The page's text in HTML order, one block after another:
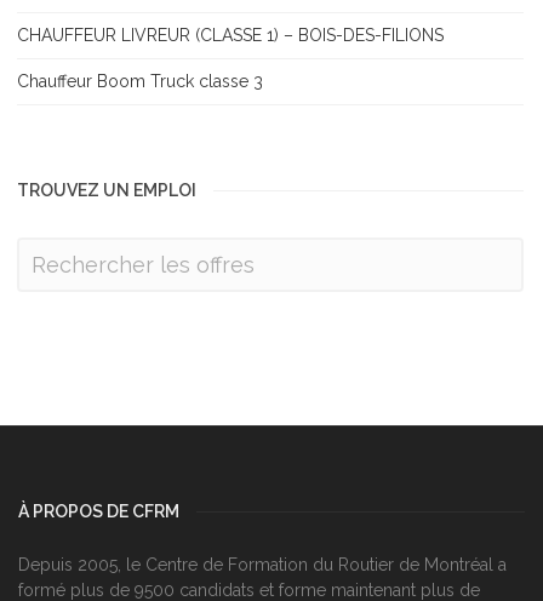
CHAUFFEUR LIVREUR (CLASSE 1) – BOIS-DES-FILIONS
Chauffeur Boom Truck classe 3
TROUVEZ UN EMPLOI
À PROPOS DE CFRM
Depuis 2005, le Centre de Formation du Routier de Montréal a
formé plus de 9500 candidats et forme maintenant plus de